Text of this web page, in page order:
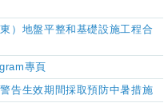
）地盤平整和基礎設施工程合
專頁
告生效期間採取預防中暑措施